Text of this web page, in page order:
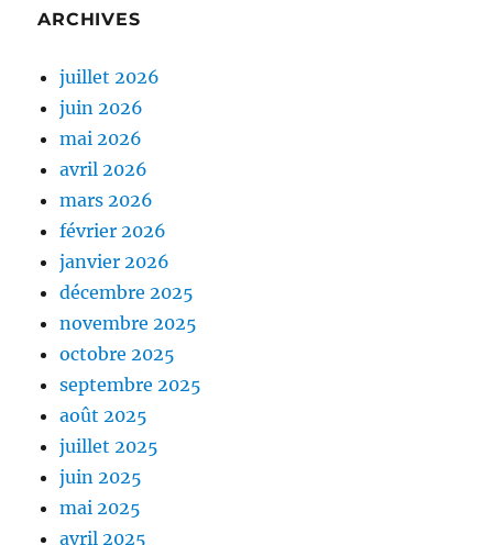
ARCHIVES
juillet 2026
juin 2026
mai 2026
avril 2026
mars 2026
février 2026
janvier 2026
décembre 2025
novembre 2025
octobre 2025
septembre 2025
août 2025
juillet 2025
juin 2025
mai 2025
avril 2025